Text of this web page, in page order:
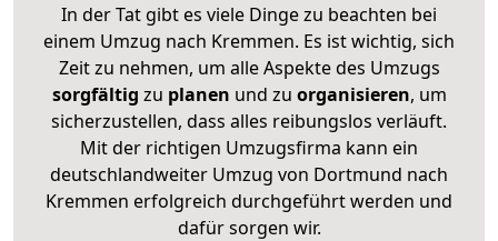
In der Tat gibt es viele Dinge zu beachten bei
einem Umzug nach Kremmen. Es ist wichtig, sich
Zeit zu nehmen, um alle Aspekte des Umzugs
sorgfältig zu planen und zu organisieren, um
sicherzustellen, dass alles reibungslos verläuft.
Mit der richtigen Umzugsfirma kann ein
deutschlandweiter Umzug von Dortmund nach
Kremmen erfolgreich durchgeführt werden und
dafür sorgen wir.